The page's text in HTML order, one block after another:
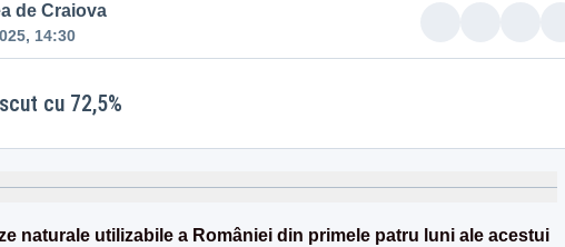
de Craiova
14:30
cu 72,5%
naturale utilizabile a României din primele patru luni ale acestui